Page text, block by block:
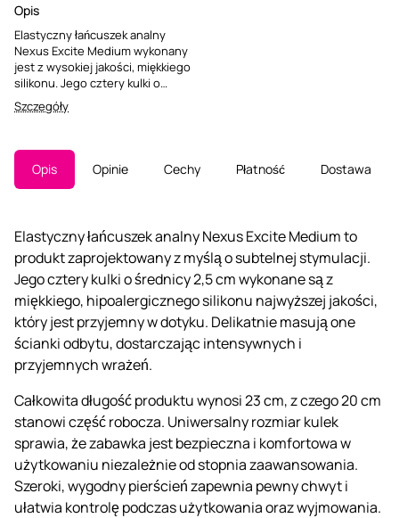
Opis
Elastyczny łańcuszek analny
Nexus Excite Medium wykonany
jest z wysokiej jakości, miękkiego
silikonu. Jego cztery kulki o
średnicy 2,5 cm zapewniają
delikatną stymulację, odpowiednią
doświadczonych użytkowników.
Wyposażony jest w wygodny
pierścień ułatwiający obsługę.
Szczegóły
Opis Opinie Cechy Płatność Dostawa
Elastyczny łańcuszek analny Nexus Excite Medium to
produkt zaprojektowany z myślą o subtelnej stymulacji.
Jego cztery kulki o średnicy 2,5 cm wykonane są z
miękkiego, hipoalergicznego silikonu najwyższej jakości,
który jest przyjemny w dotyku. Delikatnie masują one
ścianki odbytu, dostarczając intensywnych i
przyjemnych wrażeń.
Całkowita długość produktu wynosi 23 cm, z czego 20 cm
stanowi część robocza. Uniwersalny rozmiar kulek
sprawia, że zabawka jest bezpieczna i komfortowa w
użytkowaniu niezależnie od stopnia zaawansowania.
Szeroki, wygodny pierścień zapewnia pewny chwyt i
ułatwia kontrolę podczas użytkowania oraz wyjmowania.